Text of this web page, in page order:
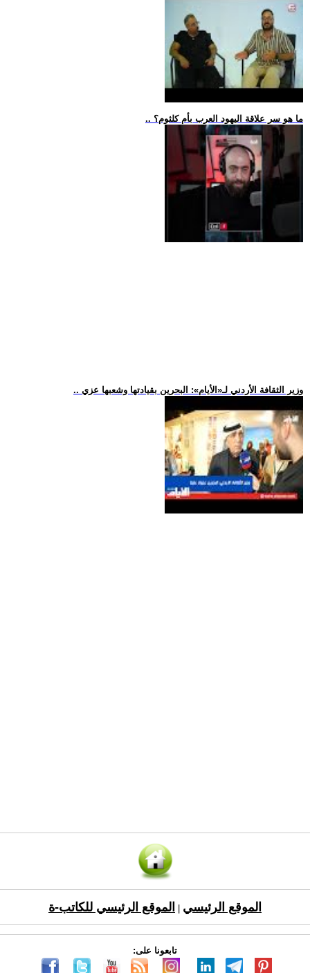
.. ما هو سر علاقة اليهود العرب بأم كلثوم؟
.. وزير الثقافة الأردني لـ«الأيام»: البحرين بقيادتها وشعبها عزي
الموقع الرئيسي الموقع الرئيسي للكاتب-ة
تابعونا على: